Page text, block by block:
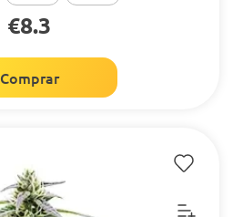
€8.3
Comprar